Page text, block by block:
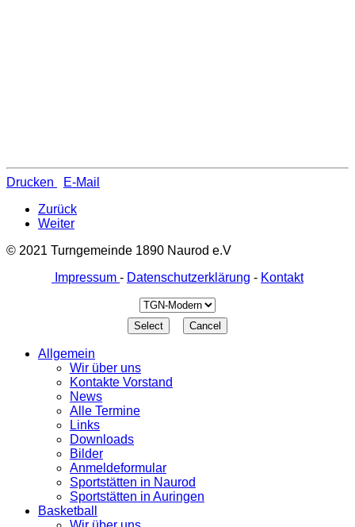
Drucken
E-Mail
Zurück
Weiter
© 2021 Turngemeinde 1890 Naurod e.V
Impressum - Datenschutzerklärung - Kontakt
Allgemein
Wir über uns
Kontakte Vorstand
News
Alle Termine
Links
Downloads
Bilder
Anmeldeformular
Sportstätten in Naurod
Sportstätten in Auringen
Basketball